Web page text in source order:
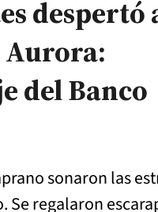
despertó
del Banco
sonaron las
Se regalaron